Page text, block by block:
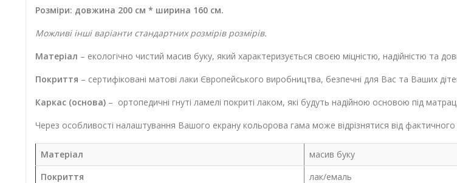
Розміри: довжина 200 см * ширина 160 см.
Можливі інші варіанти стандартних розмірів розмірів.
Матеріал – екологічно чистий масив буку, який характеризується своєю міцністю, надійністю та
Покриття – сертифіковані матові лаки Європейського виробництва, безпечні для Вас та Ваших
Каркас (основа)– ортопедичні гнуті ламелі покриті лаком, які будуть надійною основою під матрац.
Через особливості налаштування Вашого екрану кольорова гама може відрізнятися від
Матеріал
масив буку
Покриття
лак/емаль